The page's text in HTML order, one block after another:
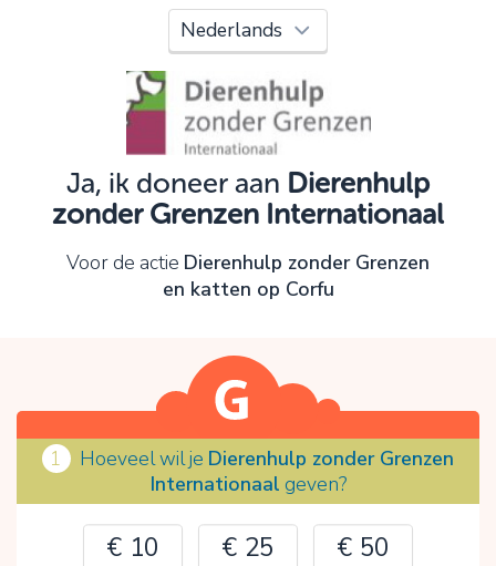
Ja, ik doneer aan Dierenhulp
zonder Grenzen Internationaal
Voor de actie Dierenhulp zonder Grenzen
en katten op Corfu
1 Hoeveel wil je Dierenhulp zonder Grenzen
Internationaal geven?
€ 10 € 25
€ 50
Oeps!
Je kunt nog niet verder vanwege:
Controleer en verbeter je invoer en probeer het
OK